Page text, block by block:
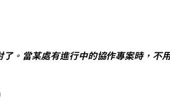
了。當某處有進行中的協作專案時，